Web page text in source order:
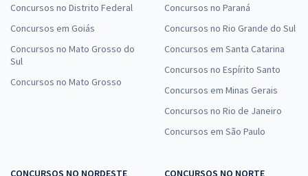
Concursos no Distrito Federal
Concursos em Goiás
Concursos no Mato Grosso do
Sul
Concursos no Mato Grosso
Concursos no Paraná
Concursos no Rio Grande do Sul
Concursos em Santa Catarina
Concursos no Espírito Santo
Concursos em Minas Gerais
Concursos no Rio de Janeiro
Concursos em São Paulo
CONCURSOS NO NORDESTE
CONCURSOS NO NORTE